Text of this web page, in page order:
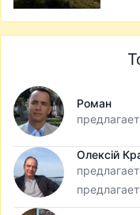
Роман
Олексій